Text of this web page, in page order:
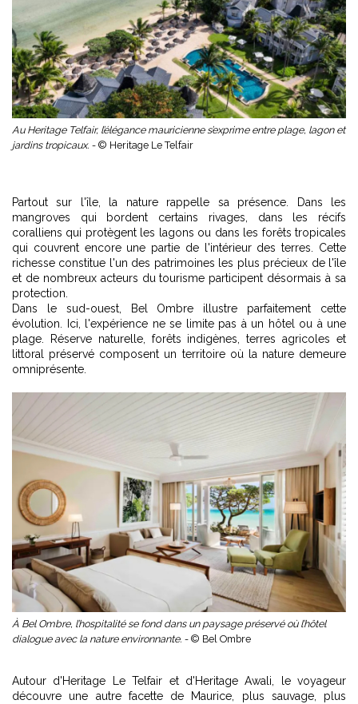
Au Heritage Telfair, l’élégance mauricienne s’exprime entre plage, lagon et
jardins tropicaux. - © Heritage Le Telfair
Partout sur l'île, la nature rappelle sa présence. Dans les
mangroves qui bordent certains rivages, dans les récifs
coralliens qui protègent les lagons ou dans les forêts tropicales
qui couvrent encore une partie de l'intérieur des terres. Cette
richesse constitue l'un des patrimoines les plus précieux de l'île
et de nombreux acteurs du tourisme participent désormais à sa
protection.
Dans le sud-ouest, Bel Ombre illustre parfaitement cette
évolution. Ici, l'expérience ne se limite pas à un hôtel ou à une
plage. Réserve naturelle, forêts indigènes, terres agricoles et
littoral préservé composent un territoire où la nature demeure
omniprésente.
À Bel Ombre, l’hospitalité se fond dans un paysage préservé où l’hôtel
dialogue avec la nature environnante. - © Bel Ombre
Autour d'Heritage Le Telfair et d'Heritage Awali, le voyageur
découvre une autre facette de Maurice, plus sauvage, plus